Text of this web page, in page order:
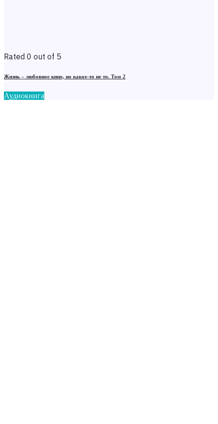
Rated 0 out of 5
Жизнь – любовное кино, но какое-то не то. Том 2
Аудиокнига